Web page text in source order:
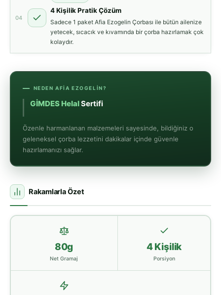
04
4 Kişilik Pratik Çözüm
Sadece 1 paket Afia Ezogelin Çorbası ile bütün ailenize
yetecek, sıcacık ve kıvamında bir çorba hazırlamak çok
kolaydır.
NEDEN AFIA EZOGELIN?
M
Özenle harmanlanan malzemeleri sayesinde, bildiğiniz o
geleneksel çorba lezzetini dakikalar içinde güvenle
hazırlamanızı sağlar.
Rakamlarla Özet
80g
Net Gramaj
4 Kişilik
Porsiyon